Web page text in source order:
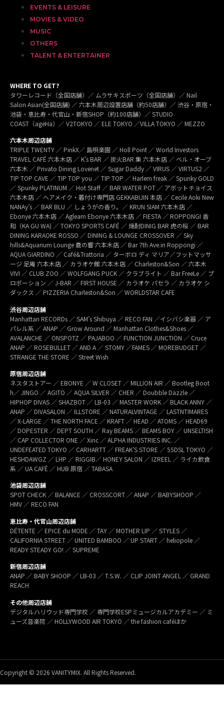
EVENTS & LEISURE
MOVIES & VIDEO
MUSIC
OTHERS
TALENT & ENTERTAINER
WHERE TO GET?
タワーレコード（全国店舗）／ ムラサキスポーツ（全国店舗）／ Nail
Salon Asian(全国店舗) ／ 六本木周辺設置店舗（約50店舗）／ 渋谷・原宿・
池袋・恵比寿・代官山・新宿SHOP（約100店舗）／ STUDIO
COAST（ageHa）／ V2TOKYO ／ ELE TOKYO ／VILLA TOKYO ／ MEZZO
六本木周辺店舗
TRIPLE TWENTY ／ PinkX／ 島唄楽園 ／ Holl Point ／ World Investors
TRAVEL CAFÉ 六本木店 ／ K’s BAR ／ 炭火BAR 集 六本木店 ／ ベル・オーブ
六本木 ／ Privato Dining Lovenet ／ Sugar Daddy ／ VIRUS ／ VIRTUS2 ／
TIP TOP CAVE ／ TIP TOP you ／ TIP TOP ／ Harlem freak ／ Spunky GOLD
／ Spunky PLATINUM ／ Hot Staff ／ BAR WATER POT ／ アボットチョイス
六本木店 ／ ヘアメイク・着付け専門店 GEKKABIJIN 本店 ／ Cecile Aoki New
NANAy’s ／ BAR BLU ／ しょうがの香り。／ KRUN SIAM 六本木店 ／
Ebonye 六本木店 ／ Agleam Ebonye 六本木店 ／ FIESTA ／ ROPPONGI 香
和（KA GU WA) ／ TOKYO SPORTS CAFÉ ／ 焼酎DINIG BAR 虎の桜 ／ BAR
DINING KARAOKE ROSSO ／ DINING & LOUNGE CROSSOVER ／ Sky
hills&Aquarium Lounge 蒼の響 六本木店 ／ Bar 7th Ave.in Roppongi ／
AQUA GIARDINO ／ Café&Trattoria ／ ターボロ ディ マリア／フットマッサ
ージ 足庵 六本木店 ／ カラオケ館 六本木店 ／ Charleston&Son ／ 六本木
VIVI ／ CLUB ZOO ／ WOLFGANG PUCK ／ クラブライト ／ Bar FreeLe ／ プ
ロポーション ／ J-BAR ／ FIRST HOUSE ／ カラオケ パセラ ／ カラオケ シ
ダックス ／ PIZZERIA Charleston&Son ／ WORLDSTAR CAFE
渋谷周辺店舗
Manhattan RECORDs ／ SAM’s Shibuya ／ RECO FAN ／イシバシ楽器 ／ ア
パレル系 ／ ANAP ／ Grow Around ／ Manhattan Clothes&Shoes ／
AVALANCHE ／ ONSPOTZ ／ PAJABOO ／ FUNCTION JUNCTION ／ Cruce
ANAP ／ ROSEBULLET ／ AND A ／ STOMY ／FAMES ／ MOREBUDGET ／
STRANGE THE STORE ／ Street Wish
原宿周辺店舗
ネスタストアー ／ EBONYE ／ W CLOSET ／ MILLION AIR ／ Bootleg Boot
h／ JINGO ／ AGITO ／ AQUA SILVER ／ CHER ／ Doubble Dazzle ／
HIPHOP DIVAS ／ SHAZBOT ／ LB-03 ／ MASTER WORK ／ BLACK ANNY ／
ANAP ／ DIVASALON ／ ILLSTORE ／ NATURALVINTAGE ／ LASTNTIMARES
／ X-LARGE ／ THE NORTH FACE ／ KRAFT ／ HEAD ／ ATOMS ／ HEAD69
／ DOPESTER ／ DEPT SOUTH ／ Ray BEAMS ／ BEAMS BOY ／ UNSELTISH
／ CAP COLLECTOR ONE ／ Xinc ／ ALPHA INDUSTRIES INC. ／
UNDEFEATED TOKYO ／ CARHARTT ／ FREAK’S STORE ／ 55DSL TOKYO ／
HESHDAWGZ ／ LHP ／ RIGGIB／ HONEY SALON ／ IZREEL ／ ライカ飲食
系 ／ UA CAFÉ ／ HUB 原宿 ／ TABASA
池袋周辺店舗
SPOT CHECK ／ BALANCE ／ CROSSCORT ／ ANAP ／ BABYSHOOP ／
HMV ／ RECO FAN
恵比寿・代官山周辺店舗
DÉTENTE ／ EPICE du MODE ／ TAY ／ MOTHER LIP ／ STYLES ／
CALIFORNIA STREET ／ UNITED BAMBOO ／ UP START ／ heliopole ／
READY STEADY GO! ／ SUPREME
新宿周辺店舗
ANAP ／ BABY SHOOP ／ LB-03 ／ T.S.W. ／ CLIP JOINT ANGEL ／ GRAND
REACH
その他周辺店舗
デジタルハリウッド専門学校 ／ 専門学校ESPミュージカルアカデミー ／ ミ
ューズ音楽院 ／ HOLLYWOOD AIR TOKYO ／ the fashion caféほか
Copyright © 2026 VANITYMIX. All Rights Reserved.